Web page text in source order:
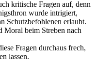
kritische Fragen auf, denn
wurde intrigiert,
Schutzbefohlenen erlaubt.
Moral beim Streben nach
Fragen durchaus frech,
lassen.